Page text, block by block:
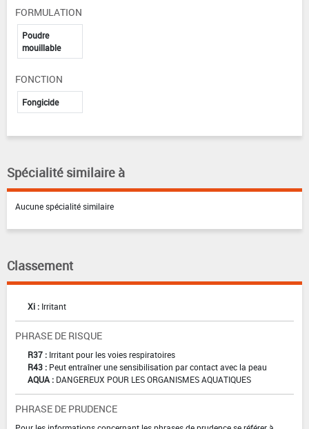
FORMULATION
Poudre
mouillable
FONCTION
Fongicide
Spécialité similaire à
Aucune spécialité similaire
Classement
Xi : Irritant
PHRASE DE RISQUE
R37 : Irritant pour les voies respiratoires
R43 : Peut entraîner une sensibilisation par contact avec la peau
AQUA : DANGEREUX POUR LES ORGANISMES AQUATIQUES
PHRASE DE PRUDENCE